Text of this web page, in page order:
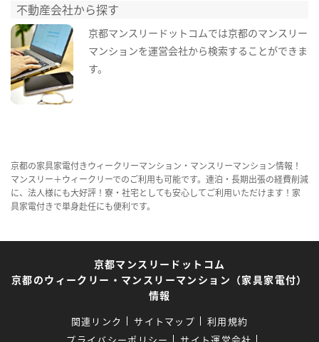
不動産会社から探す
京都マンスリードットコムでは京都のマンスリー
マンションを運営会社から検索することができま
す。
京都の家具家電付きウィークリーマンション・マンスリーマンション情報！
マンスリー＋ウィークリーでのご利用も可能です。連泊・長期出張の経費削減
に、法人様にも大好評！寮・社宅としても安心してご利用いただけます！家
具家電付きで単身赴任にも便利です。
京都マンスリードットコム
京都のウィークリー・マンスリーマンション（家具家電付）
情報
関連リンク サイトマップ
利用規約